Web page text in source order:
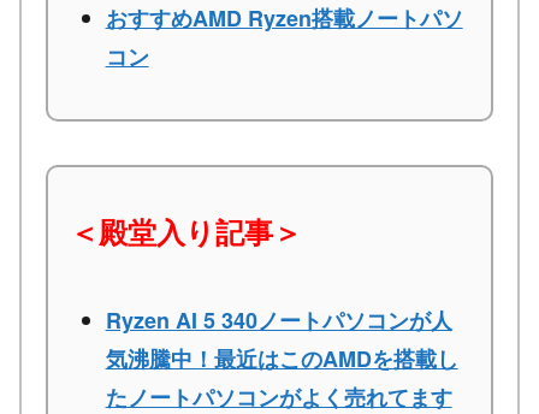
おすすめAMD Ryzen搭載ノートパソ
コン
＜殿堂入り記事＞
Ryzen AI 5 340ノートパソコンが人
気沸騰中！最近はこのAMDを搭載し
たノートパソコンがよく売れてます